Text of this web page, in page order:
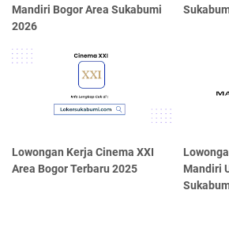
Mandiri Bogor Area Sukabumi
2026
Lowongan Kerja Cinema XXI
Area Bogor Terbaru 2025
Mandiri